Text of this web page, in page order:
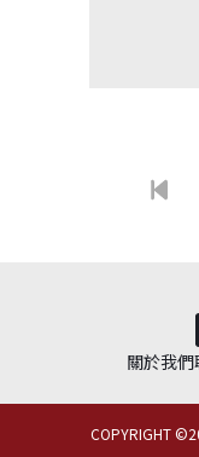
關於我們
COPYRIGHT ©